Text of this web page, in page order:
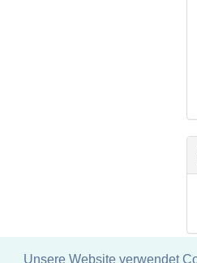
Unsere Website verwendet